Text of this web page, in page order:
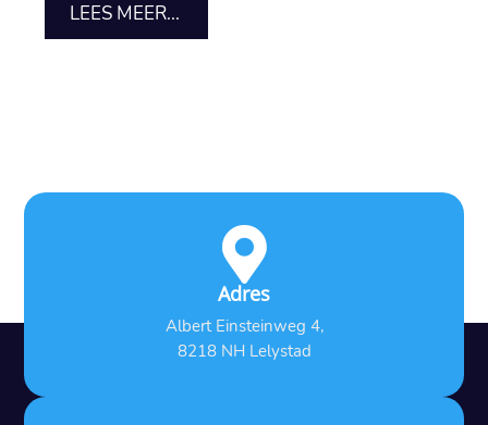
LEES MEER...

Adres
Albert Einsteinweg 4,
8218 NH Lelystad